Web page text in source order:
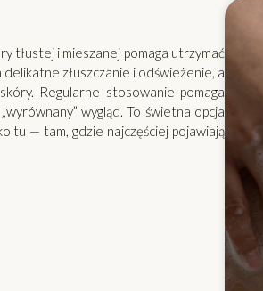
tłustej i mieszanej pomaga utrzymać
złuszczanie i odświeżenie, a
Regularne stosowanie pomaga
wygląd. To świetna opcja
— tam, gdzie najczęściej pojawiają